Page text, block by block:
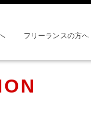
フリーランスの方へ